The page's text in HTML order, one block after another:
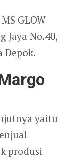
GLOW
Jaya No.40,
Depok.
yaitu
produsi